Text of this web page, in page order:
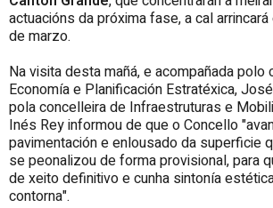
actuacións da próxima fase, a cal
de marzo.
Na visita desta mañá, e acompañada polo
Economía e Planificación Estratéxica,
pola concelleira de Infraestruturas e
Inés Rey informou de que o Concello
pavimentación e enlousado da superficie
se peonalizou de forma provisional, para
de xeito definitivo e cunha sintonía
contorna".